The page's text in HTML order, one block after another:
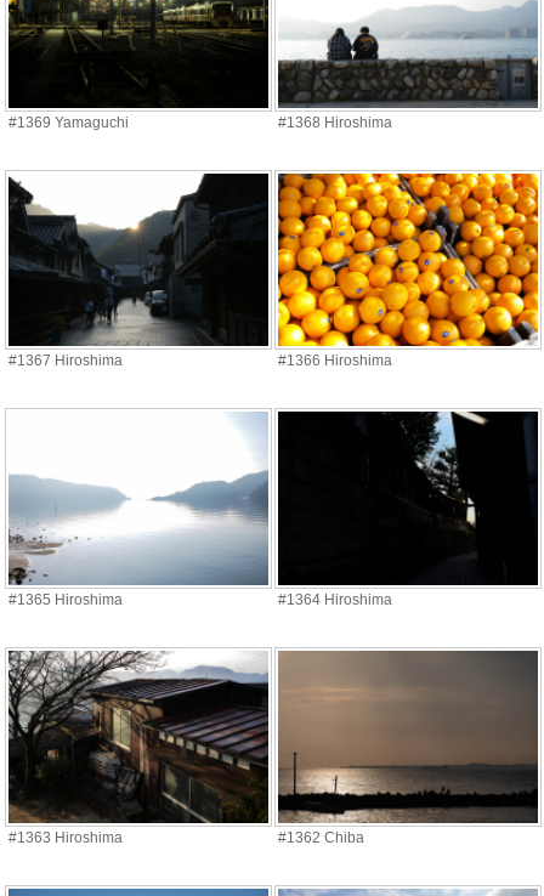
#1369 Yamaguchi #1368 Hiroshima
#1367 Hiroshima #1366 Hiroshima
#1365 Hiroshima #1364 Hiroshima
#1363 Hiroshima #1362 Chiba